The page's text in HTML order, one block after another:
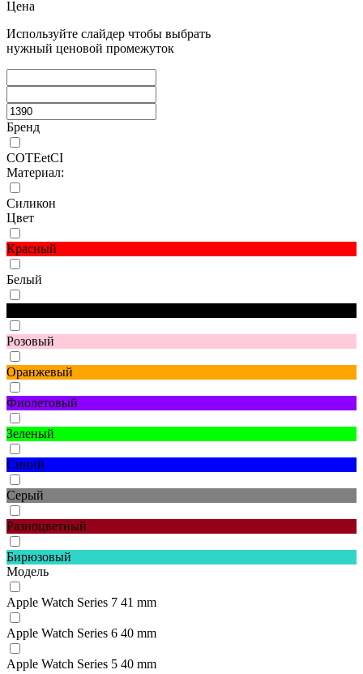
Цена
Используйте слайдер чтобы выбрать
нужный ценовой промежуток
Бренд
COTEetCI
Материал:
Силикон
Цвет
Красный
Белый
Розовый
Оранжевый
Фиолетовый
Зеленый
Синий
Серый
Разноцветный
Бирюзовый
Модель
Apple Watch Series 7 41 mm
Apple Watch Series 6 40 mm
Apple Watch Series 5 40 mm